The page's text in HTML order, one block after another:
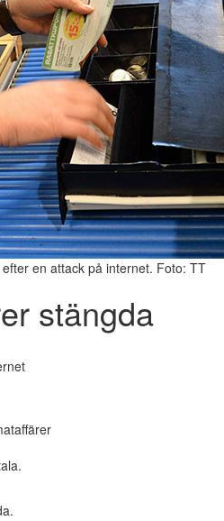
en attack på internet. Foto: TT
stängda